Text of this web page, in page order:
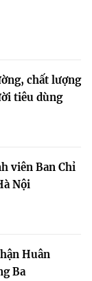
chất lượng
tiêu dùng
viên Ban Chỉ
Nội
Huân
Ba